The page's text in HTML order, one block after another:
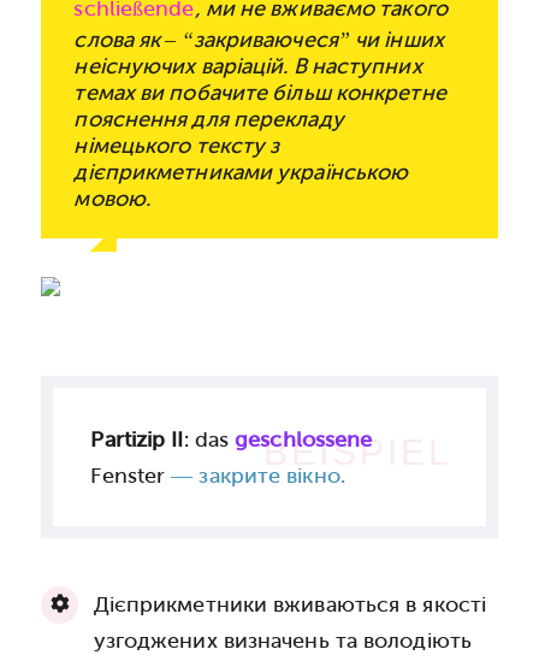
schließende, ми не вживаємо такого
слова як – “закриваючеся” чи інших
неіснуючих варіацій. В наступних
темах ви побачите більш конкретне
пояснення для перекладу
німецького тексту з
дієприкметниками українською
мовою.
BEISPIEL
Partizip II: dasgeschlossene
Fenster — закрите вікно.
Дієприкметники вживаються в якості
узгоджених визначень та володіють